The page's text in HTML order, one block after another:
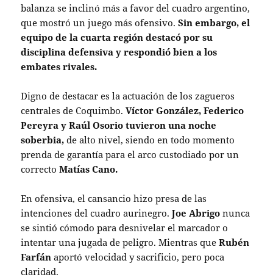
balanza se inclinó más a favor del cuadro argentino,
que mostró un juego más ofensivo. Sin embargo, el
equipo de la cuarta región destacó por su
disciplina defensiva y respondió bien a los
embates rivales.
Digno de destacar es la actuación de los zagueros
centrales de Coquimbo.Víctor González, Federico
Pereyra y Raúl Osorio tuvieron una noche
soberbia, de alto nivel, siendo en todo momento
prenda de garantía para el arco custodiado por un
correctoMatías Cano.
En ofensiva, el cansancio hizo presa de las
intenciones del cuadro aurinegro.Joe Abrigo nunca
se sintió cómodo para desnivelar el marcador o
intentar una jugada de peligro. Mientras que Rubén
Farfán aportó velocidad y sacrificio, pero poca
claridad.